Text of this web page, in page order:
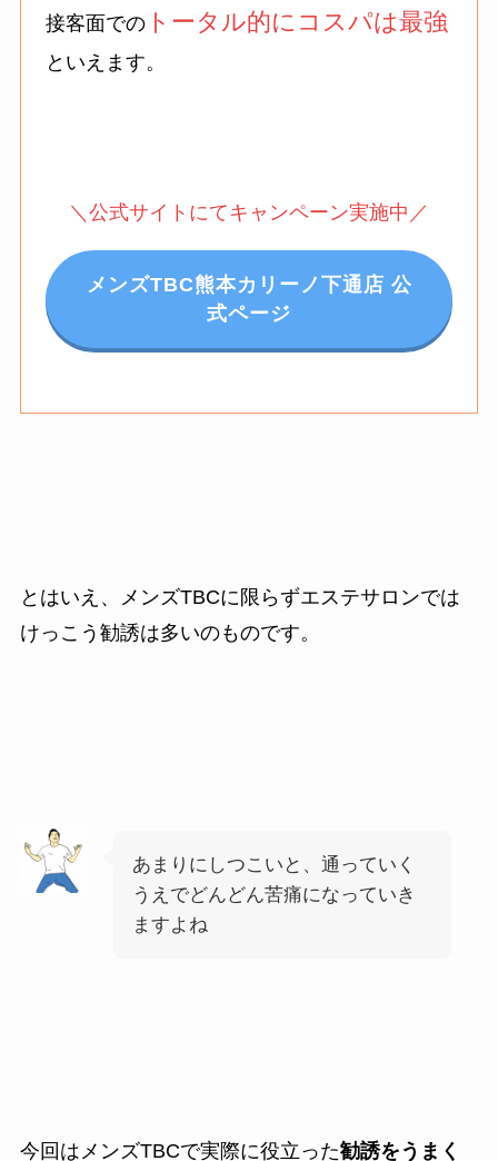
接客面での トータル的にコスパは最強
といえます。
＼公式サイトにてキャンペーン実施中／
メンズTBC熊本カリーノ下通店 公
式ページ
とはいえ、メンズTBCに限らずエステサロンでは
けっこう勧誘は多いのものです。
あまりにしつこいと、通っていく
うえでどんどん苦痛になっていき
ますよね
今回はメンズTBCで実際に役立った勧誘をうまく